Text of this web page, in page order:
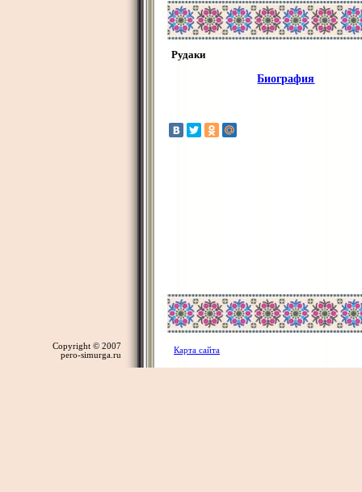
Рудаки
Биография
Copyright © 2007
pero-simurga.ru
Карта сайта